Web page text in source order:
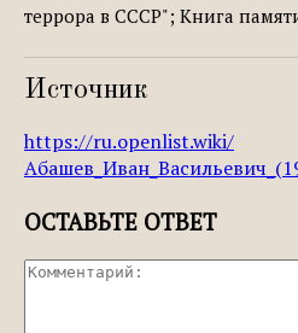
террора в СССР"; Книга
Источник
https://ru.openlist.wiki/
ОСТАВЬТЕ ОТВЕТ